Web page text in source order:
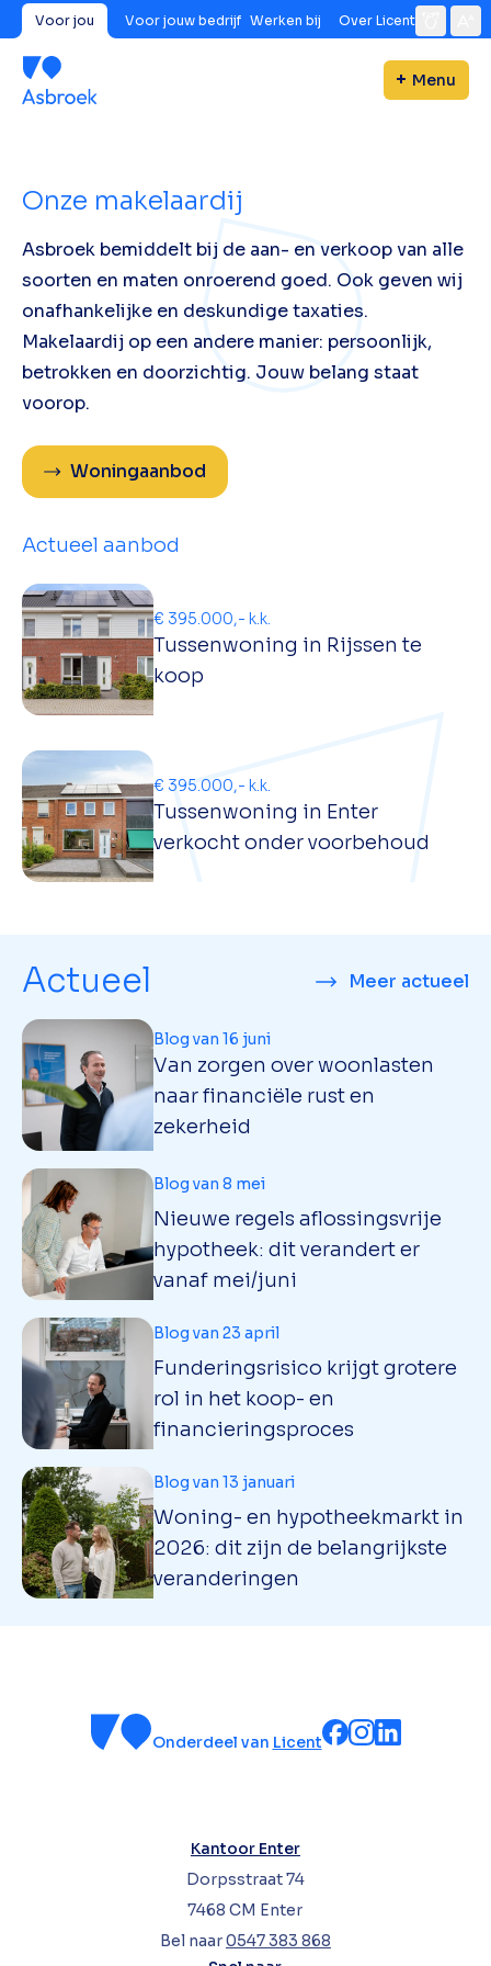
Voor jou Voor jouw bedrijf Werken bij Over Licent
Menu
Onze makelaardij
Asbroek bemiddelt bij de aan- en verkoop van alle
soorten en maten onroerend goed. Ook geven wij
onafhankelijke en deskundige taxaties.
Makelaardij op een andere manier: persoonlijk,
betrokken en doorzichtig. Jouw belang staat
voorop.
Woningaanbod
Actueel aanbod
Tussenwoning in Rijssen te
koop
€ 395.000,- k.k.
Tussenwoning in Enter
verkocht onder voorbehoud
€ 395.000,- k.k.
Actueel Meer actueel
Van zorgen over woonlasten
naar financiële rust en
zekerheid
Blog van 16 juni
Nieuwe regels aflossingsvrije
hypotheek: dit verandert er
vanaf mei/juni
Blog van 8 mei
Funderingsrisico krijgt grotere
rol in het koop- en
financieringsproces
Blog van 23 april
Woning- en hypotheekmarkt in
2026: dit zijn de belangrijkste
veranderingen
Blog van 13 januari
Onderdeel van Licent
Kantoor Enter
Dorpsstraat 74
7468 CM Enter
Bel naar0547 383 868